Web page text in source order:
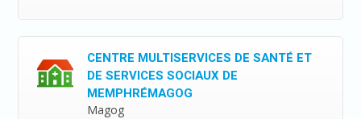
CENTRE MULTISERVICES DE SANTÉ ET
DE SERVICES SOCIAUX DE
MEMPHRÉMAGOG
Magog